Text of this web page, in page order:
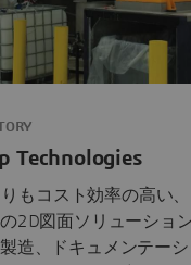
Technologies
もコスト効率の高い、
2D図面ソリューショ
造、ドキュメンテー